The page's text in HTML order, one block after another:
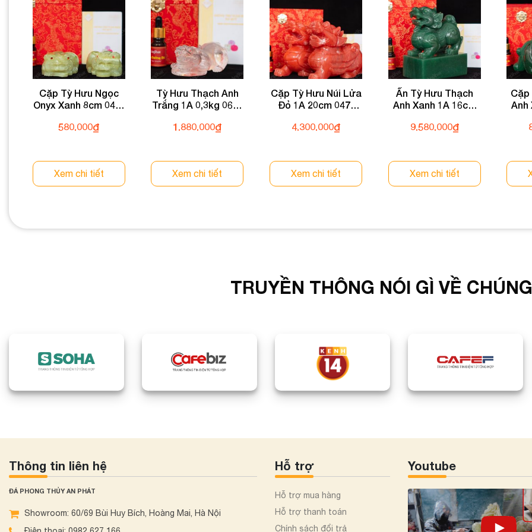
Cặp Tỳ Hưu Ngọc
Onyx Xanh 8cm 047-
580.000₫
Xem chi tiết
Tỳ Hưu Thạch Anh
Trắng 1A 0,3kg 064-
1.880.000₫
Xem chi tiết
Cặp Tỳ Hưu Núi Lửa
Đỏ 1A 20cm 047-
4.300.000₫
Xem chi tiết
Ấn Tỳ Hưu Thạch
Anh Xanh 1A 16cm
9.580.000₫
Xem chi tiết
Cặp
Anh
TRUYỀN THÔNG NÓI GÌ VỀ
Thông tin liên hệ
ĐÁ PHONG THỦY AN PHÁT
Showroom: 60/69 Bùi Huy Bích, Hoàng Mai, Hà Nội
Hỗ trợ
Hỗ trợ mua hàng
Hỗ trợ thanh toán
Chính sách đổi trả
Youtube